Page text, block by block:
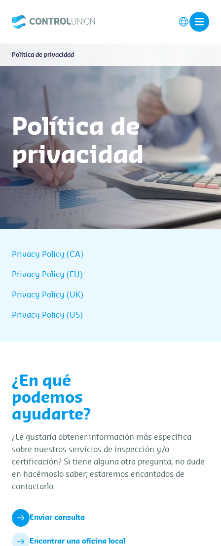
Política de privacidad
Política de
privacidad
Privacy Policy (CA)
Privacy Policy (EU)
Privacy Policy (UK)
Privacy Policy (US)
¿En qué
podemos
ayudarte?
¿Le gustaría obtener información más específica
sobre nuestros servicios de inspección y/o
certificación? Si tiene alguna otra pregunta, no dude
en hacérnoslo saber; estaremos encantados de
contactarlo.
Enviar consulta
Encontrar una oficina local